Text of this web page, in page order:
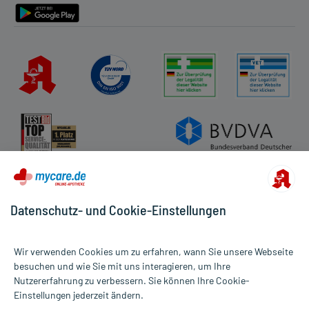
Alle Preise gelten inkl. MwSt., ggf. zzgl. Versandkosten
Informationen auf dieser Website werden ausschließlich für
Datenschutz- und Cookie-Einstellungen
Wir verwenden Cookies um zu erfahren, wann Sie unsere Webseite
besuchen und wie Sie mit uns interagieren, um Ihre
Nutzererfahrung zu verbessern. Sie können Ihre Cookie-
Einstellungen jederzeit ändern.